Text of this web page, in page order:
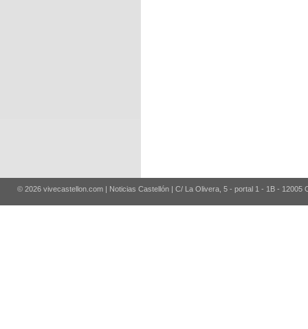
© 2026 vivecastellon.com | Noticias Castellón | C/ La Olivera, 5 - portal 1 - 1B - 12005